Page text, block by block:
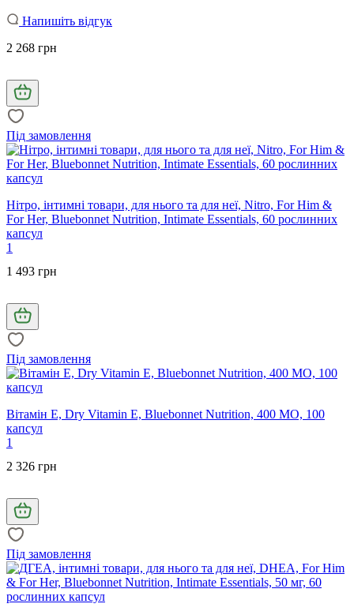
Напишіть відгук
2 268 грн
Під замовлення
Нітро, інтимні товари, для нього та для неї, Nitro, For Him &
For Her, Bluebonnet Nutrition, Intimate Essentials, 60 рослинних
капсул
1
1 493 грн
Під замовлення
Вітамін Е, Dry Vitamin E, Bluebonnet Nutrition, 400 МО, 100
капсул
1
2 326 грн
Під замовлення